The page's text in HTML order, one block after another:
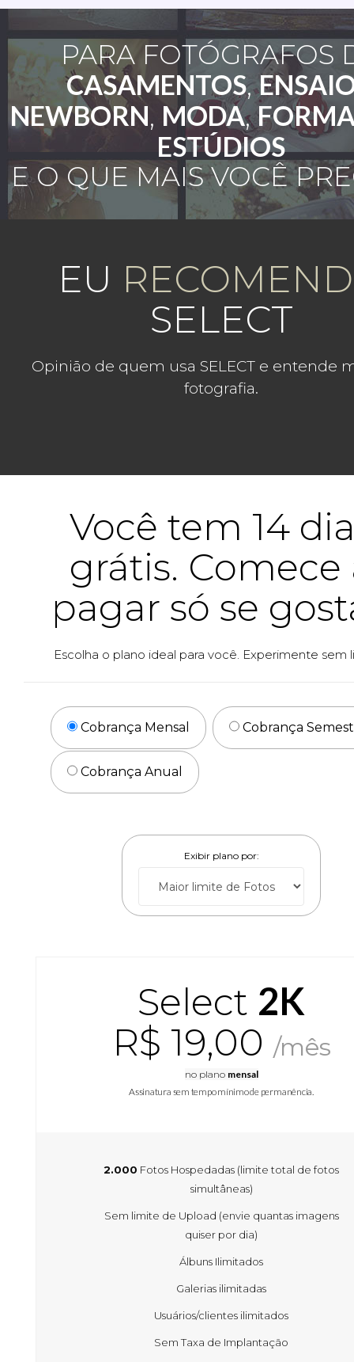
PARA FOTÓGRAFOS
CASAMENTOS,
NEWBORN, MODA,
ESTÚDIOS
E O QUE MAIS VOCÊ
EU
SELECT
Opinião de quem usa SELECT e entende
fotografia.
Você tem 14
grátis. Comece
pagar só se
Escolha o plano ideal para você. Experimente sem
Cobrança Mensal Cobrança
Cobrança Anual
Exibir plano por:
Select 2K
R$ 19,00 /mês
no plano mensal
Assinatura sem tempo mínimo de permanência.
2.000 Fotos Hospedadas (limite total de fotos
simultâneas)
Sem limite de Upload (envie quantas imagens
quiser por dia)
Álbuns Ilimitados
Galerias ilimitadas
Usuários/clientes ilimitados
Sem Taxa de Implantação